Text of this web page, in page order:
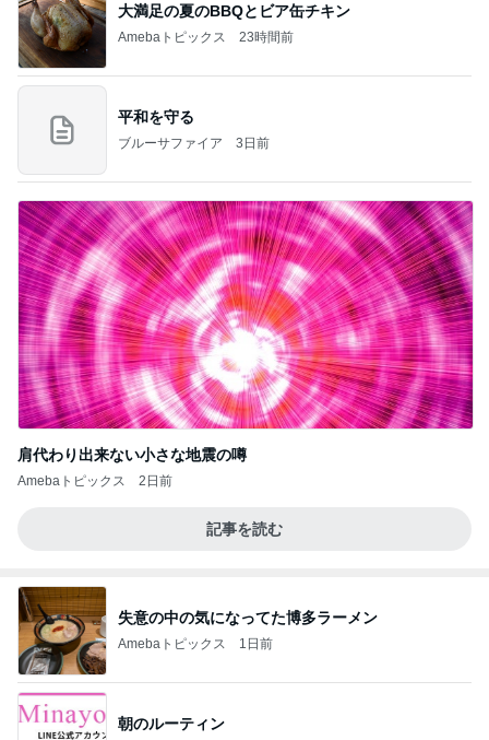
大満足の夏のBBQとビア缶チキン
Amebaトピックス 23時間前
平和を守る
ブルーサファイア 3日前
肩代わり出来ない小さな地震の噂
Amebaトピックス 2日前
記事を読む
失意の中の気になってた博多ラーメン
Amebaトピックス 1日前
朝のルーティン